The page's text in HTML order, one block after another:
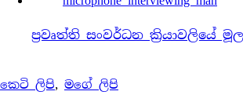
ප්‍රවෘත්ති සංවර්ධන ක්‍රියාවලියේ
කෙටි ලිපි, මගේ ලිපි